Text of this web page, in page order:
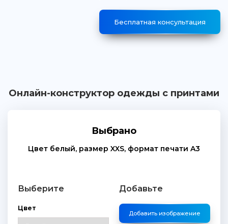
Бесплатная консультация
Онлайн-конструктор одежды с принтами
Выбрано
Цвет белый, размер XXS, формат печати A3
Выберите
Цвет
Добавьте
Добавить изображение